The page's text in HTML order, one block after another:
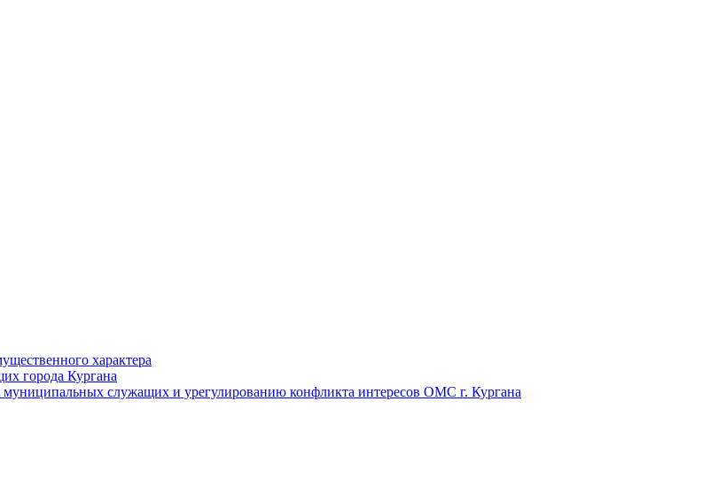
характера
города Кургана
служащих и урегулированию конфликта интересов ОМС г. Кургана